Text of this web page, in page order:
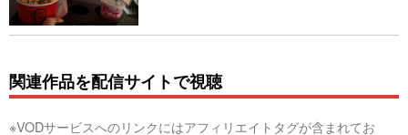
関連作品を配信サイトで視聴
※VODサービスへのリンクにはアフィリエイトタグが含まれてお